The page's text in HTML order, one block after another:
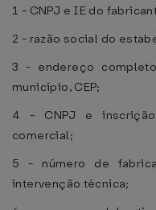
1 - CNPJ e IE do
2 - razão social do
3 - endereço
município, CEP;
4 - CNPJ e
comercial;
5 - número de
intervenção técnica;